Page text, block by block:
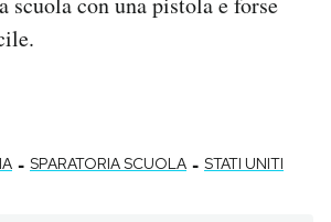
- SPARATORIA SCUOLA - STATI UNITI